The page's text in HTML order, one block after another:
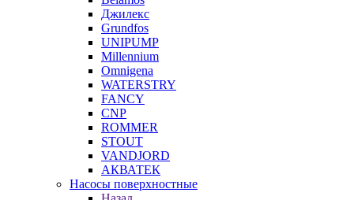
Джилекс
Grundfos
UNIPUMP
Millennium
Omnigena
WATERSTRY
FANCY
CNP
ROMMER
STOUT
VANDJORD
АКВАТЕК
Насосы поверхностные